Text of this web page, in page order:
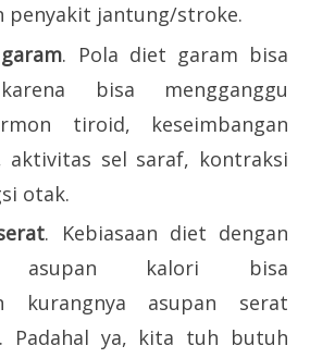
penyakit jantung/stroke.
. Pola diet garam bisa
bisa mengganggu
tiroid, keseimbangan
aktivitas sel saraf, kontraksi
otak.
. Kebiasaan diet dengan
asupan kalori bisa
kurangnya asupan serat
Padahal ya, kita tuh butuh